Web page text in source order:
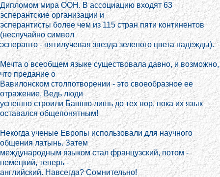
Дипломом мира ООН. В ассоциацию входят 63
эсперантские организации и
эсперантисты более чем из 115 стран пяти континентов
(неслучайно символ
эсперанто - пятилучевая звезда зеленого цвета надежды).
Мечта о всеобщем языке существовала давно, и возможно,
что предание о
Вавилонском столпотворении - это своеобразное ее
отражение. Ведь люди
успешно строили Башню лишь до тех пор, пока их язык
оставался общепонятным!
Некогда ученые Европы использовали для научного
общения латынь. Затем
международным языком стал французский, потом -
немецкий, теперь -
английский. Навсегда? Сомнительно!